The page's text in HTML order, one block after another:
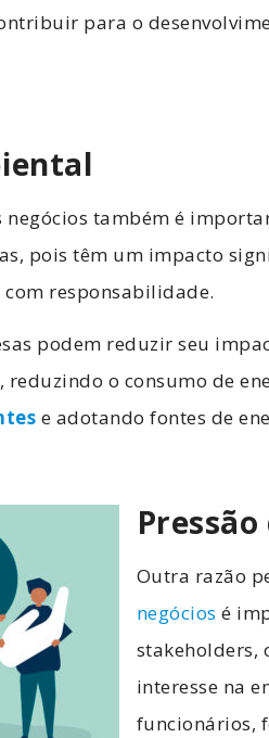
para o
também é
pois têm um impacto
responsabilidade.
podem reduzir seu
o consumo de
e adotando fontes de
Outra razão
negócios é
stakeholders,
interesse na
funcionários,